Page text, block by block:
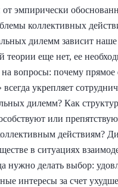
эмпирически
коллективных
дилемм зависит
теории еще нет, ее
на вопросы: почему
укрепляет
дилемм? Как
или
действиям?
в ситуациях
нужно делать выбор:
интересы за счет